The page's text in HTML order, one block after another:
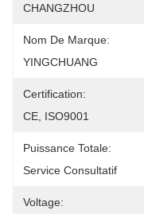
CHANGZHOU
Nom De Marque:
YINGCHUANG
Certification:
CE, ISO9001
Puissance Totale:
Service Consultatif
Voltage: